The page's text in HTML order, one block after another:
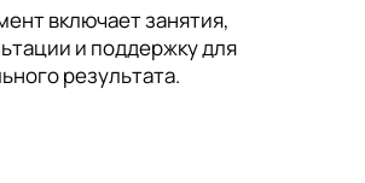
включает занятия,
и поддержку для
результата.